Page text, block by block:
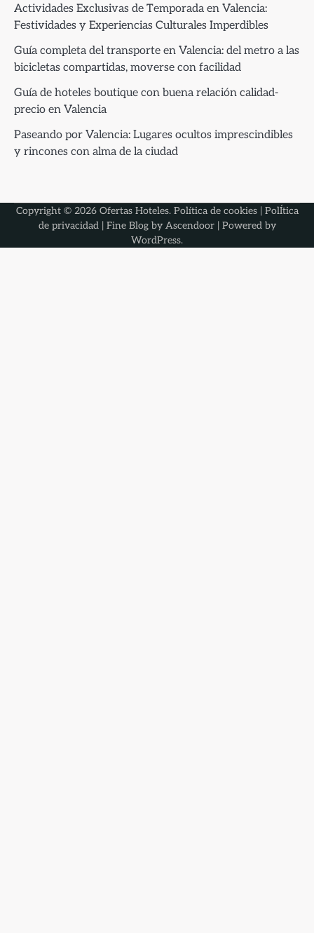
Actividades Exclusivas de Temporada en Valencia:
Festividades y Experiencias Culturales Imperdibles
Guía completa del transporte en Valencia: del metro a las
bicicletas compartidas, moverse con facilidad
Guía de hoteles boutique con buena relación calidad-
precio en Valencia
Paseando por Valencia: Lugares ocultos imprescindibles
y rincones con alma de la ciudad
Copyright © 2026 Ofertas Hoteles. Política de cookies| PolÍtica
de privacidad| Fine Blog by Ascendoor| Powered by
WordPress.